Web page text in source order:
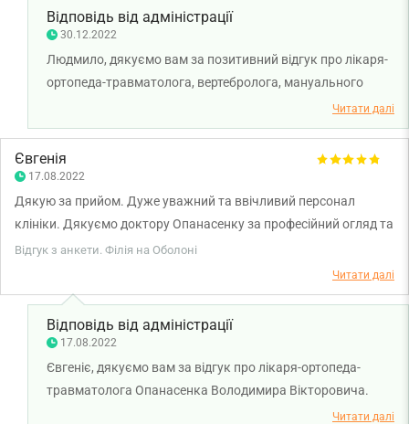
Відповідь від адміністрації
30.12.2022
Людмило, дякуємо вам за позитивний відгук про лікаря-
ортопеда-травматолога, вертебролога, мануального
Опанасенка Володимира Вікторовича. Бажаємо вам
міцного здоров'я та всього найкращого.
Читати далі
Євгенія
17.08.2022
Дякую за прийом. Дуже уважний та ввічливий персонал
клініки. Дякуємо доктору Опанасенку за професійний огляд та
призначення. Починаю лікування відповідно до рекомендацій
Відгук з анкети. Філія на Оболоні
Читати далі
Відповідь від адміністрації
17.08.2022
Євгеніє, дякуємо вам за відгук про лікаря-ортопеда-
травматолога Опанасенка Володимира Вікторовича.
Бажаємо вам міцного здоров'я та всього найкращого.
Читати далі